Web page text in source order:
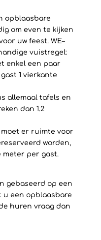
opblaasbare
om even te kijken
uw feest. WE–
vuistregel:
enkel een paar
1 vierkante
allemaal tafels en
dan 1.2
moet er ruimte voor
worden,
meter per gast.
gebaseerd op een
u een opblaasbare
huren vraag dan